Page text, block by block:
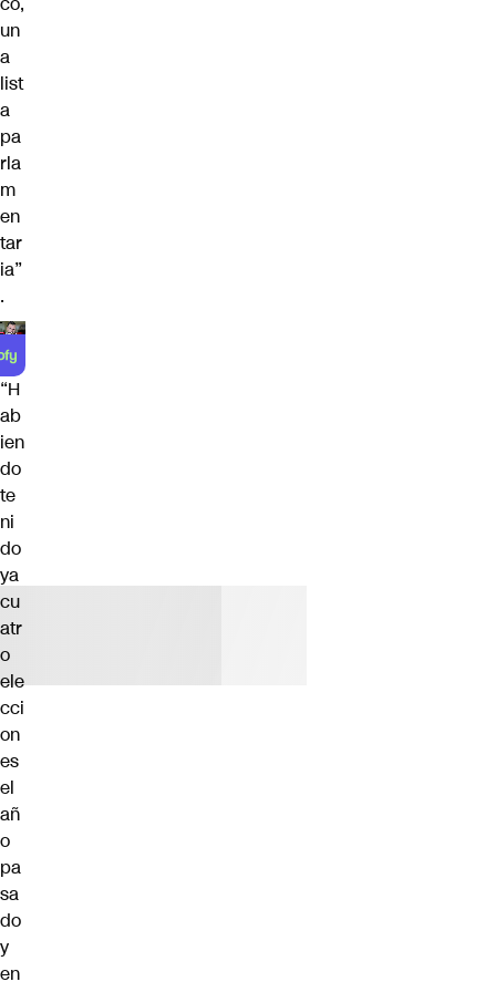
un
a
list
a
pa
rla
m
en
tar
ia”
.
“H
ab
ien
do
te
ni
do
ya
cu
atr
o
ele
cci
on
es
el
añ
o
pa
sa
do
y
en